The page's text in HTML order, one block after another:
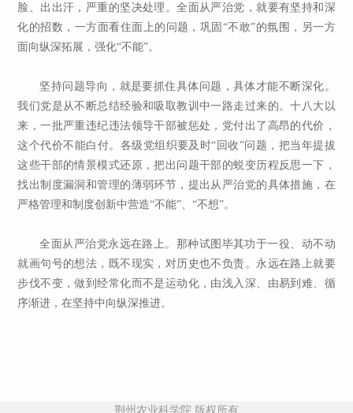
脸、出出汗，严重的坚决处理。全面从严治党，就要有坚持和深
化的招数，一方面看住面上的问题，巩固“不敢”的氛围，另一方
面向纵深拓展，强化“不能”。
坚持问题导向，就是要抓住具体问题，具体才能不断深化。
我们党是从不断总结经验和吸取教训中一路走过来的。十八大以
来，一批严重违纪违法领导干部被惩处，党付出了高昂的代价，
这个代价不能白付。各级党组织要及时“回收”问题，把当年提拔
这些干部的情景模式还原，把出问题干部的蜕变历程反思一下，
找出制度漏洞和管理的薄弱环节，提出从严治党的具体措施，在
严格管理和制度创新中营造“不能”、“不想”。
全面从严治党永远在路上。那种试图毕其功于一役、动不动
就画句号的想法，既不现实，对历史也不负责。永远在路上就要
步伐不变，做到经常化而不是运动化，由浅入深、由易到难、循
序渐进，在坚持中向纵深推进。
荆州农业科学院 版权所有